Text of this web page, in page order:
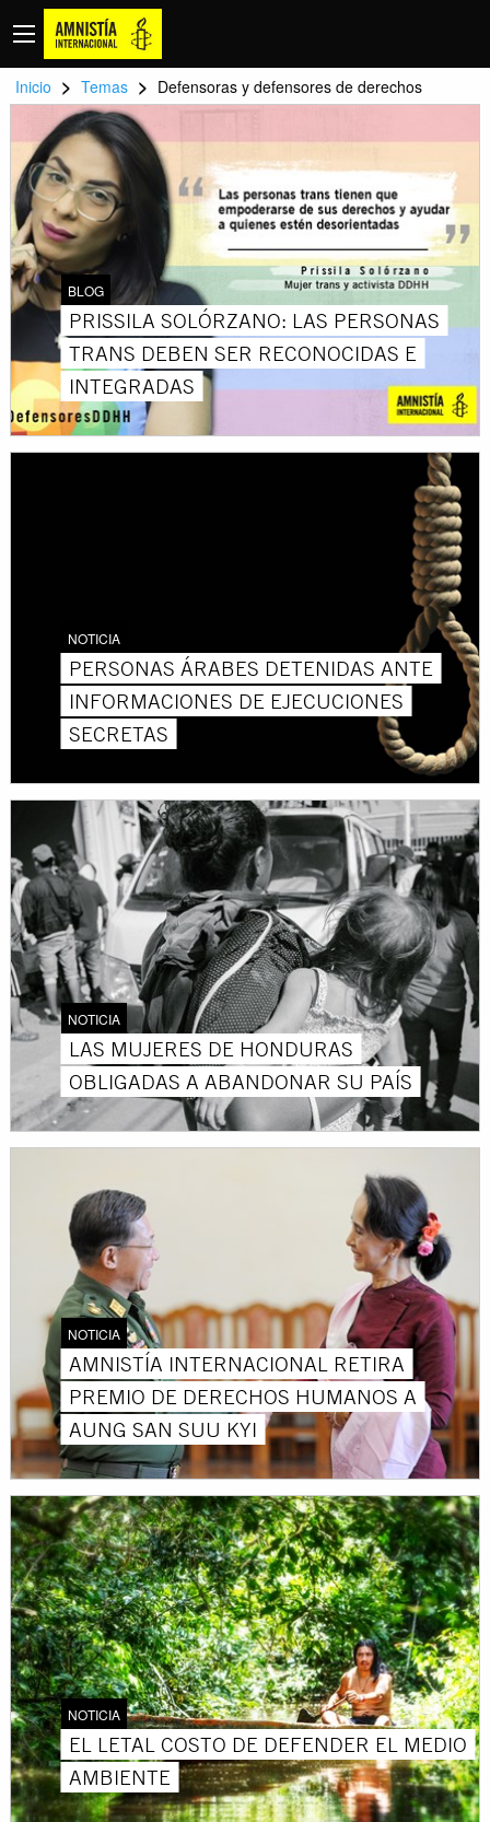
Inicio > Temas > Defensoras y defensores de derechos
BLOG
PRISSILA SOLÓRZANO: LAS PERSONAS
TRANS DEBEN SER RECONOCIDAS E
INTEGRADAS
NOTICIA
PERSONAS ÁRABES DETENIDAS ANTE
INFORMACIONES DE EJECUCIONES
SECRETAS
NOTICIA
LAS MUJERES DE HONDURAS
OBLIGADAS A ABANDONAR SU PAÍS
NOTICIA
AMNISTÍA INTERNACIONAL RETIRA
PREMIO DE DERECHOS HUMANOS A
AUNG SAN SUU KYI
NOTICIA
EL LETAL COSTO DE DEFENDER EL MEDIO
AMBIENTE